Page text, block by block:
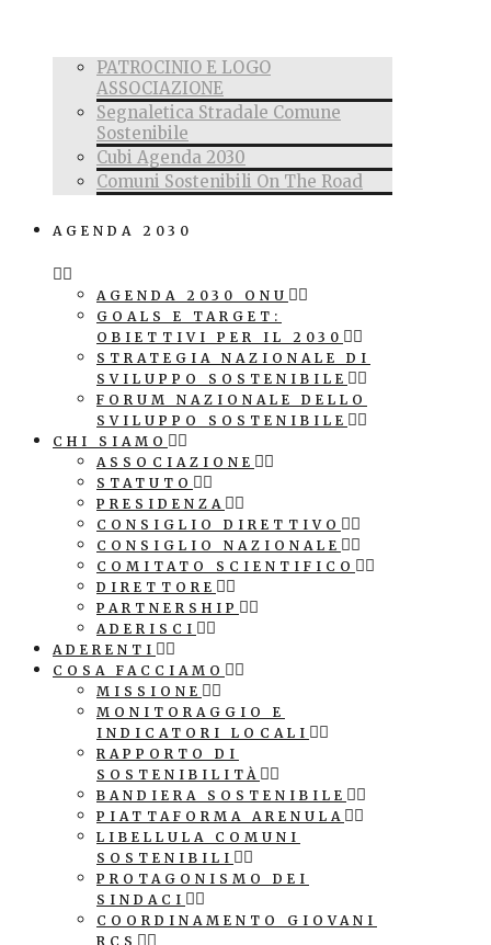
PATROCINIO E LOGO
ASSOCIAZIONE
Segnaletica Stradale Comune
Sostenibile
Cubi Agenda 2030
Comuni Sostenibili On The Road
AGENDA 2030
AGENDA 2030 ONU
GOALS E TARGET:
OBIETTIVI PER IL 2030
STRATEGIA NAZIONALE DI
SVILUPPO SOSTENIBILE
FORUM NAZIONALE DELLO
SVILUPPO SOSTENIBILE
CHI SIAMO
ASSOCIAZIONE
STATUTO
PRESIDENZA
CONSIGLIO DIRETTIVO
CONSIGLIO NAZIONALE
COMITATO SCIENTIFICO
DIRETTORE
PARTNERSHIP
ADERISCI
ADERENTI
COSA FACCIAMO
MISSIONE
MONITORAGGIO E
INDICATORI LOCALI
RAPPORTO DI
SOSTENIBILITÀ
BANDIERA SOSTENIBILE
PIATTAFORMA ARENULA
LIBELLULA COMUNI
SOSTENIBILI
PROTAGONISMO DEI
SINDACI
COORDINAMENTO GIOVANI
RCS